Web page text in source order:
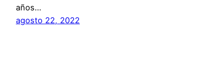
años…
agosto 22, 2022